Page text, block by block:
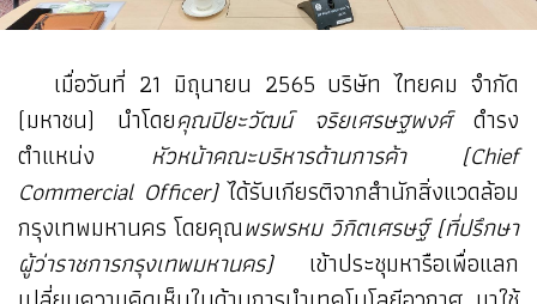
เมื่อวันที่ 21 มิถุนายน 2565 บริษัท ไทยคม จำกัด
(มหาชน) นำโดยคุณปิยะวัฒน์ จริยเศรษฐพงศ์ดำรง
ตำแหน่ง หัวหน้าคณะบริหารด้านการค้า
(Chief
Commercial Officer)ได้รับเกียรติจากสำนักสิ่งแวดล้อม
กรุงเทพมหานคร โดยคุณพรพรหม วิกิตเศรษฐ์ (ที่ปรึกษา
ผู้ว่าราชการกรุงเทพมหานคร)เข้าประชุมหารือเพื่อแลก